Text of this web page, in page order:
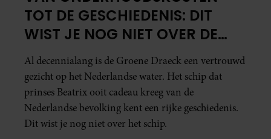
TOT DE GESCHIEDENIS: DIT
WIST JE NOG NIET OVER DE
GROENE DRAECK
Al decennialang is de Groene Draeck een vertrouwd
gezicht op het Nederlandse water. Het schip dat
prinses Beatrix ooit cadeau kreeg van de
Nederlandse bevolking kent een rijke geschiedenis.
Dit wist je nog niet over het schip.